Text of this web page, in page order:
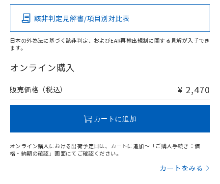
O
在庫等で未対応品が混在する可能性があります。
問い合わせください。
該非判定見解書/項目別対比表
日本の外為法に基づく該非判定、およびEAR再輸出規制に関する見解が入手でき
ます。
オンライン購入
販売価格（税込） ¥ 2,470
カートに追加
オンライン購入における出荷予定日は、カートに追加～「ご購入手続き：価
格・納期の確認」画面にてご確認ください。
カートをみる